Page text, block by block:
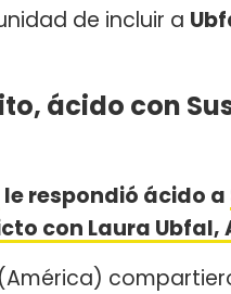
de incluir a
ácido con
le respondió ácido a
con Laura
(América)